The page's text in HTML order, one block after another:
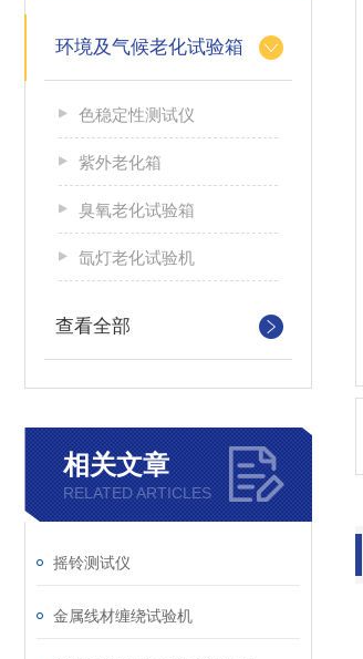
环境及气候老化试验箱
色稳定性测试仪
紫外老化箱
臭氧老化试验箱
氙灯老化试验机
查看全部
相关文章
RELATED ARTICLES
摇铃测试仪
金属线材缠绕试验机